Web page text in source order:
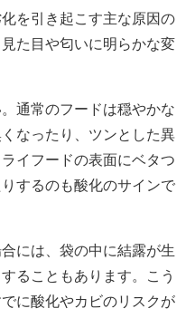
を引き起こす主な原因の
た目や匂いに明らかな変
通常のフードは穏やかな
なったり、ツンとした異
イフードの表面にベタつ
するのも酸化のサインで
には、袋の中に結露が生
ることもあります。こう
に酸化やカビのリスクが